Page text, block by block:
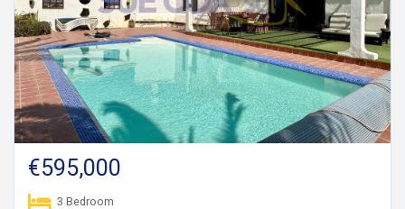
€595,000
3 Bedroom